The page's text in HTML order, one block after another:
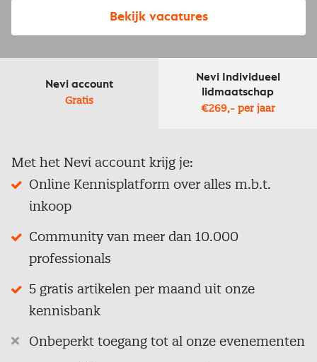
Bekijk vacatures
Nevi account
Gratis
Nevi Individueel
lidmaatschap
€269,- per jaar
Met het Nevi account krijg je:
Online Kennisplatform over alles m.b.t.
inkoop
Community van meer dan 10.000
professionals
5 gratis artikelen per maand uit onze
kennisbank
Onbeperkt toegang tot al onze evenementen